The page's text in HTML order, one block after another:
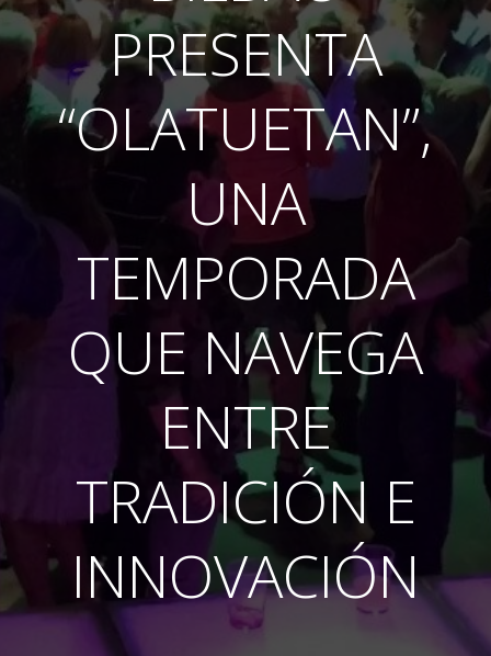
PRESENTA
“OLATUETAN”,
UNA
TEMPORADA
QUE NAVEGA
ENTRE
TRADICIÓN E
INNOVACIÓN